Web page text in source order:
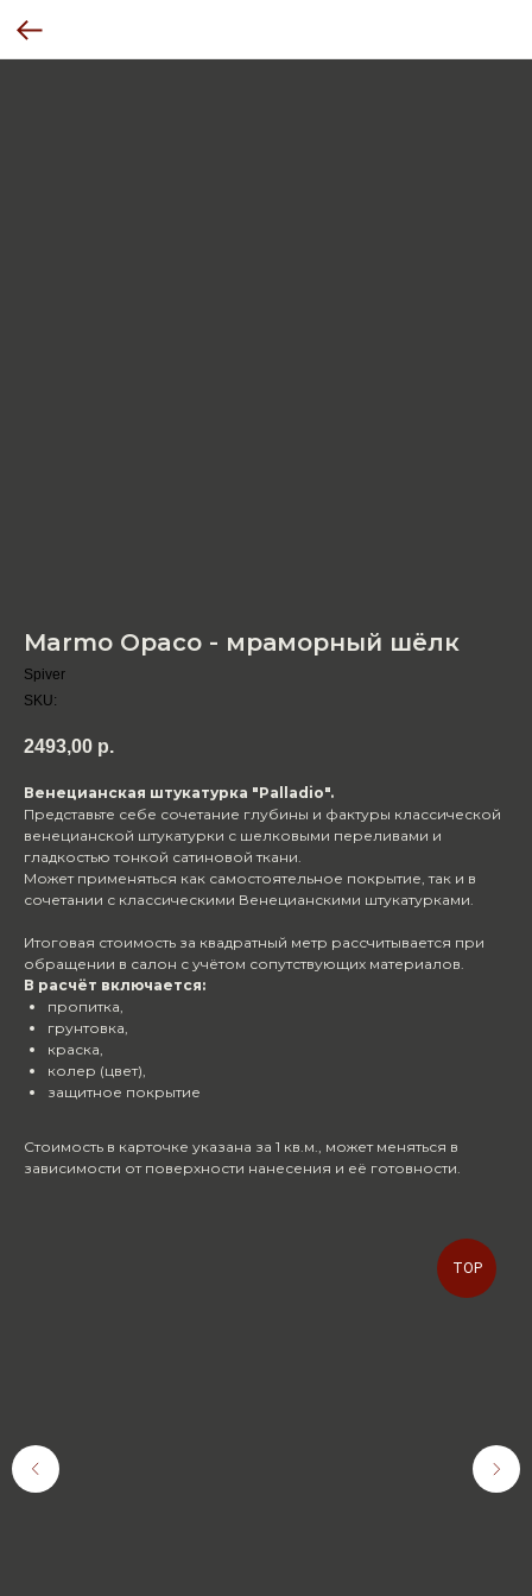
Marmo Opaco - мраморный шёлк
Spiver
SKU:
2493,00 р.
Венецианская штукатурка "Palladio".
Представьте себе сочетание глубины и фактуры классической
венецианской штукатурки с шелковыми переливами и
гладкостью тонкой сатиновой ткани.
Может применяться как самостоятельное покрытие, так и в
сочетании с классическими Венецианскими штукатурками.
Итоговая стоимость за квадратный метр рассчитывается при
обращении в салон с учётом сопутствующих материалов.
В расчёт включается:
пропитка,
грунтовка,
краска,
колер (цвет),
защитное покрытие
Стоимость в карточке указана за 1 кв.м., может меняться в
зависимости от поверхности нанесения и её готовности.
TOP